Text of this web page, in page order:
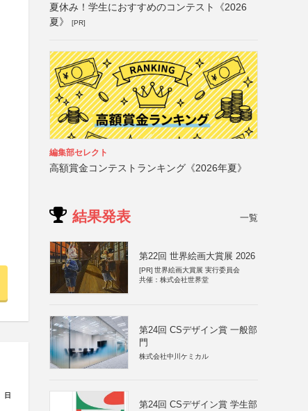
日
夏休み！学生におすすめのコンテスト《2026
夏》
[PR]
編集部セレクト
高額賞金コンテストランキング《2026年夏》
結果発表 一覧
第22回 世界絵画大賞展 2026
[PR] 世界絵画大賞展 実行委員会
共催：株式会社世界堂
第24回 CSデザイン賞 一般部
門
株式会社中川ケミカル
第24回 CSデザイン賞 学生部